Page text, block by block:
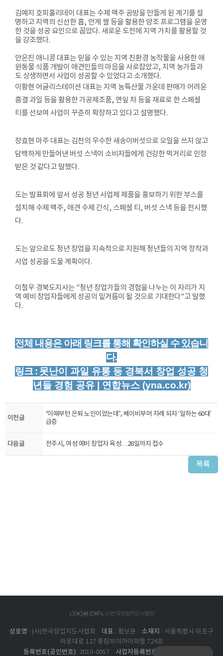
김예지 호피홀리데이 대표는 수제 맥주 공방을 만들게 된 계기를 설
명하고 지역의 신선한 홉, 안계 쌀 등을 활용한 양조 프로그램을 운영
한 것을 성공 요인으로 꼽았다. 새로운 도전에 지역 가치를 활용할 것
을 강조했다.
안은진 애니콩 대표는 믿을 수 있는 지역 친환경 농작물을 사용한 애
완동물 식품 개발이 애견인들의 마음을 사로잡았고, 지역 농가들과
도 상생하면서 사업이 성공할 수 있었다고 소개했다.
이황현 어글리스테이션 대표는 지역 농특산물 가운데 판매가 어려운
흠결 과일 등을 활용한 가공제조품, 연잎 차 등을 재료로 한 스페셜
티를 선보여 사업이 꾸준히 확장하고 있다고 설명했다.
장효현 마주 대표는 김천의 우수한 새송이버섯으로 오일을 쓰지 않고
담백하게 만들어낸 버섯 스낵이 소비자들에게 건강한 먹거리로 인정
받은 것 같다고 말했다.
도는 발표회에 앞서 성공 청년 사업체 제품을 홍보하기 위한 부스를
설치해 수제 맥주, 애견 수제 간식, 스페셜 티, 버섯 스낵 등을 전시했
다.
도는 앞으로도 청년 창업을 지속적으로 지원해 청년들의 지역 정착과
사업 성공을 도울 계획이다.
이철우 경북도지사는 "청년 창업가들의 경험을 나누는 이 자리가 지
역 예비 창업자들에게 성공의 밑거름이 될 것으로 기대한다"고 말했
다.
전체 내용은 아래 링크를 통해 확인하실 수 있습니
다.
링크 : 못난이 과일 유통 등 경북서 창업 성공 청
년들 경험 공유 | 연합뉴스 (yna.co.kr)
이전글
“이때부턴 은퇴 노인이었는데”, 베이비부머 차례 되자 ‘일하는 60대’
급증
다음글 전주시, 여성 예비 창업자 육성…28일까지 접수
목록
상호명 : (사)한국창업지도사협회 대표 : 황보윤 소재지 : 서울특별시 마포구
마포대로 127 풍림브이아이피텔 724호
등록번호(공인번호): 2010-0057 사업자등록번호